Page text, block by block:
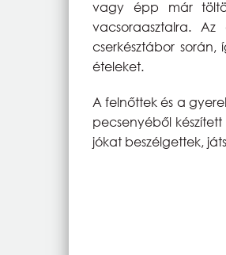
vagy épp már
vacsoraasztalra.
cserkésztábor
ételeket.
A felnőttek és a
pecsenyéből
jókat beszélgettek,